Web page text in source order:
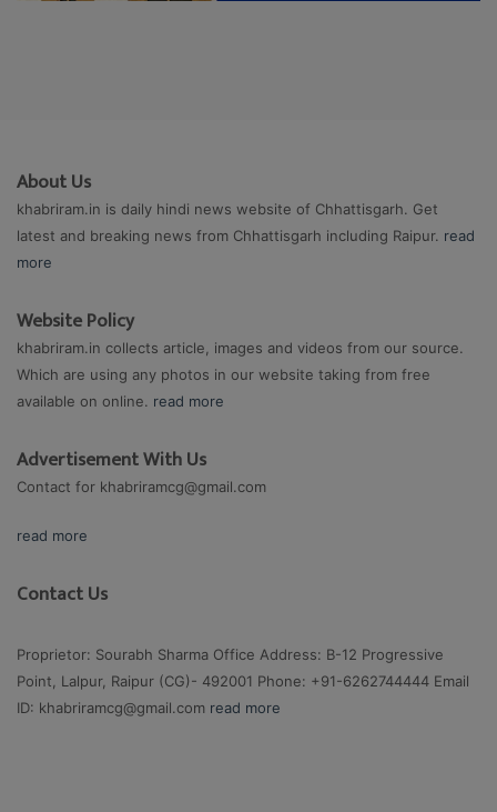
About Us
khabriram.in is daily hindi news website of Chhattisgarh. Get
latest and breaking news from Chhattisgarh including Raipur. read
more
Website Policy
khabriram.in collects article, images and videos from our source.
Which are using any photos in our website taking from free
available on online. read more
Advertisement With Us
Contact for khabriramcg@gmail.com
read more
Contact Us
Proprietor: Sourabh Sharma Office Address: B-12 Progressive
Point, Lalpur, Raipur (CG)- 492001 Phone: +91-6262744444 Email
ID: khabriramcg@gmail.com read more